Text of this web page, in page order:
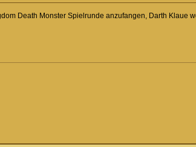
Death Monster Spielrunde anzufangen, Darth Klaue